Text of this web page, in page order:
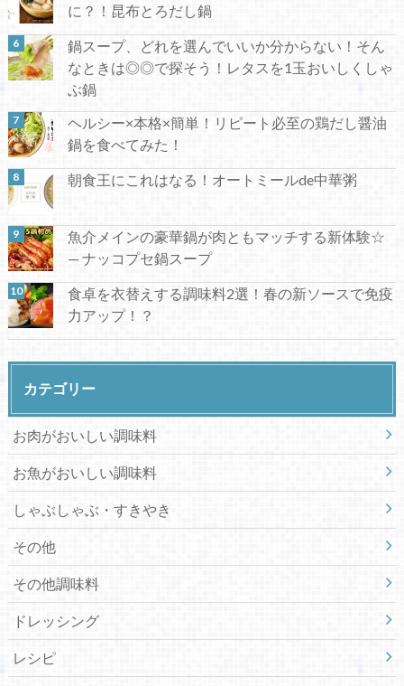
に？！昆布とろだし鍋
鍋スープ、どれを選んでいいか分からない！そん
なときは◎◎で探そう！レタスを1玉おいしくしゃ
ぶ鍋
ヘルシー×本格×簡単！リピート必至の鶏だし醤油
鍋を食べてみた！
朝食王にこれはなる！オートミールde中華粥
魚介メインの豪華鍋が肉ともマッチする新体験☆
— ナッコプセ鍋スープ
食卓を衣替えする調味料2選！春の新ソースで免疫
力アップ！？
カテゴリー
お肉がおいしい調味料
お魚がおいしい調味料
しゃぶしゃぶ・すきやき
その他
その他調味料
ドレッシング
レシピ